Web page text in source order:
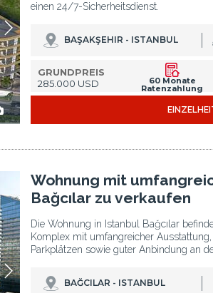
einen 24/7-Sicherheitsdienst.
BAŞAKŞEHIR - ISTANBUL
GRUNDPREIS
285.000 USD
60 Monate
Ratenzahlung
Zu Verkaufen 3
Wohnung mit
Bağcılar zu verkaufen
Die Wohnung in Istanbul Bağcılar
Komplex mit umfangreicher
Parkplätzen sowie guter Anbindung an
BAĞCILAR - ISTANBUL